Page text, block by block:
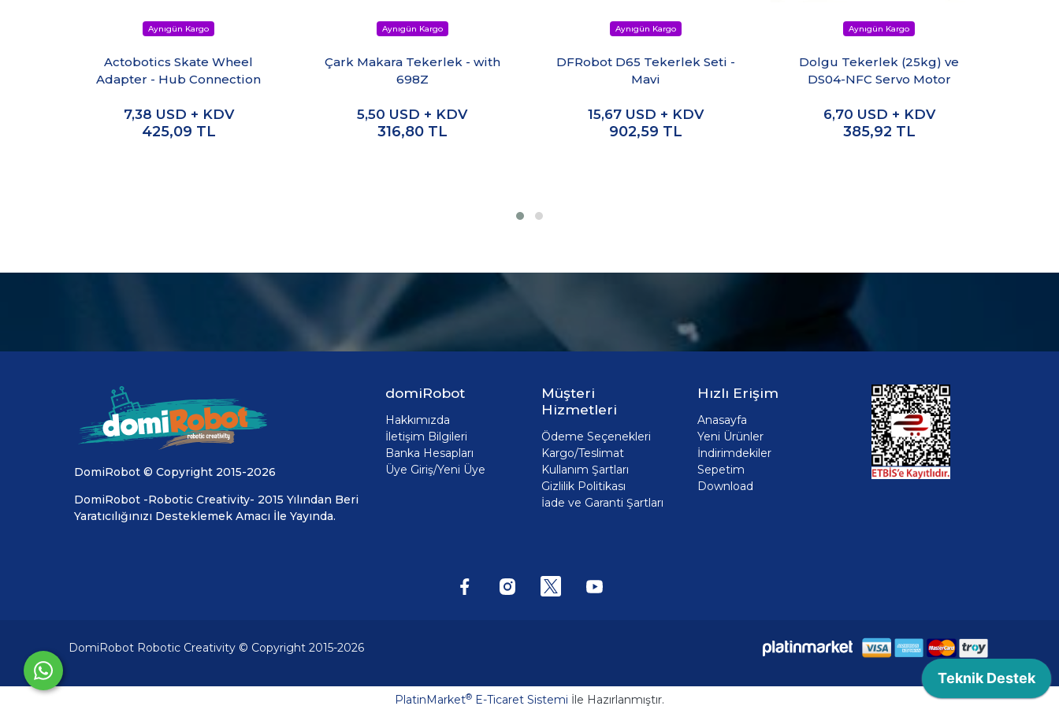
Actobotics Skate Wheel
Adapter - Hub Connection
7,38 USD + KDV
425,09 TL
Çark Makara Tekerlek - with
698Z
5,50 USD + KDV
316,80 TL
DFRobot D65 Tekerlek Seti -
Mavi
15,67 USD + KDV
902,59 TL
Dolgu Tekerlek (25kg) ve
DS04-NFC Servo Motor
6,70 USD + KDV
385,92 TL
DomiRobot © Copyright 2015-2026
DomiRobot -Robotic Creativity- 2015 Yılından Beri
Yaratıcılığınızı Desteklemek Amacı İle Yayında.
domiRobot
Hakkımızda
İletişim Bilgileri
Banka Hesapları
Üye Giriş/Yeni Üye
Müşteri
Hizmetleri
Ödeme Seçenekleri
Kargo/Teslimat
Kullanım Şartları
Gizlilik Politikası
İade ve Garanti Şartları
Hızlı Erişim
Anasayfa
Yeni Ürünler
İndirimdekiler
Sepetim
Download
DomiRobot Robotic Creativity © Copyright 2015-2026
PlatinMarket® E-Ticaret Sistemi İle Hazırlanmıştır.